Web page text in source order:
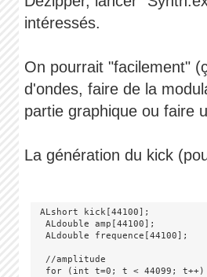
intéressés.
On pourrait "facilement"
d'ondes, faire de la
partie graphique ou faire
La génération du kick
ALshort kick[44100];
  ALdouble amp[44100];
  ALdouble frequence[44100];
  //amplitude
  for (int t=0; t < 44099; t++)